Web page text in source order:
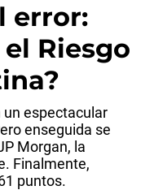
error:
Riesgo
un espectacular
enseguida se
Morgan, la
Finalmente,
puntos.